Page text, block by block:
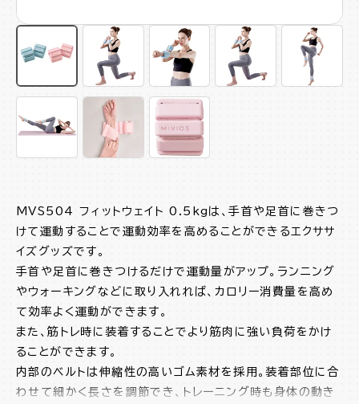
MVS504 フィットウェイト 0.5kgは、手首や足首に巻きつ
けて運動することで運動効率を高めることができるエクササ
イズグッズです。
手首や足首に巻きつけるだけで運動量がアップ。ランニング
やウォーキングなどに取り入れれば、カロリー消費量を高め
て効率よく運動ができます。
また、筋トレ時に装着することでより筋肉に強い負荷をかけ
ることができます。
内部のベルトは伸縮性の高いゴム素材を採用。装着部位に合
わせて細かく長さを調節でき、トレーニング時も身体の動き